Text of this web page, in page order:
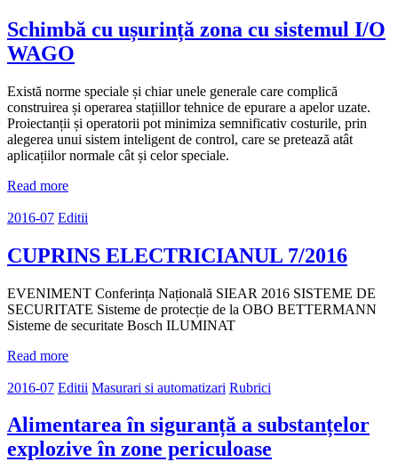
Schimbă cu ușurință zona cu sistemul I/O
WAGO
Există norme speciale și chiar unele generale care complică
construirea și operarea stațiillor tehnice de epurare a apelor uzate.
Proiectanții și operatorii pot minimiza semnificativ costurile, prin
alegerea unui sistem inteligent de control, care se pretează atât
aplicațiilor normale cât și celor speciale.
Read more
2016-07 Editii
CUPRINS ELECTRICIANUL 7/2016
EVENIMENT Conferința Națională SIEAR 2016 SISTEME DE
SECURITATE Sisteme de protecție de la OBO BETTERMANN
Sisteme de securitate Bosch ILUMINAT
Read more
2016-07 Editii Masurari si automatizari Rubrici
Alimentarea în siguranță a substanțelor
explozive în zone periculoase